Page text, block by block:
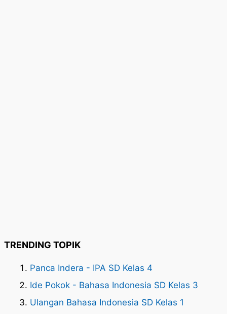
TRENDING TOPIK
Panca Indera - IPA SD Kelas 4
Ide Pokok - Bahasa Indonesia SD Kelas 3
Ulangan Bahasa Indonesia SD Kelas 1